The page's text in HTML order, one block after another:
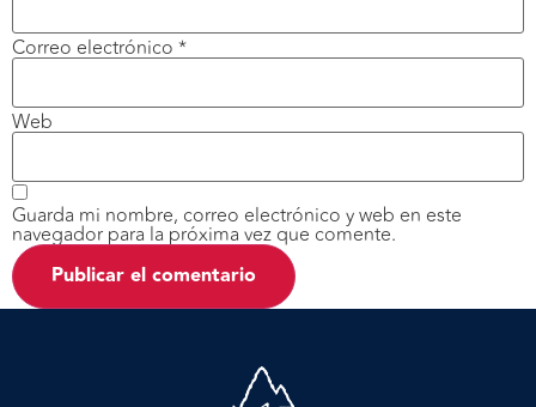
Correo electrónico *
Web
Guarda mi nombre, correo electrónico y web en este
navegador para la próxima vez que comente.